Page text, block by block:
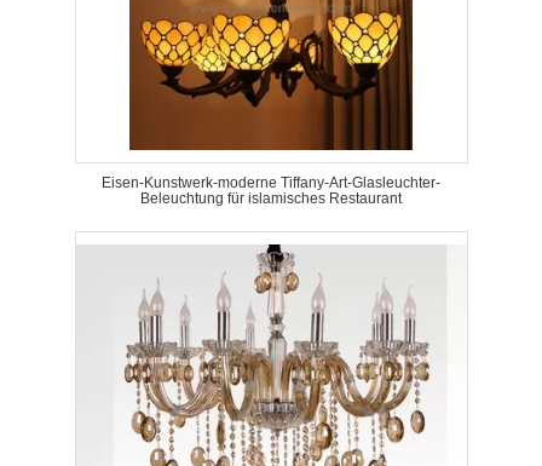
Eisen-Kunstwerk-moderne Tiffany-Art-Glasleuchter-
Beleuchtung für islamisches Restaurant